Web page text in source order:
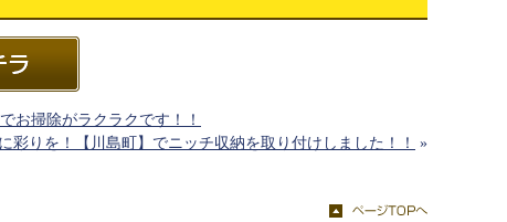
お掃除がラクラクです！！
彩りを！【川島町】でニッチ収納を取り付けしました！！
»